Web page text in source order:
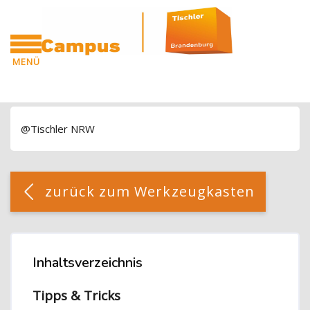
MENÜ
Zum Hauptinhalt
Blöcke
Blöcke
@Tischler NRW
Blöcke
[Cocoon] Custom HTML überspringen
zurück zum Werkzeugkasten
Inhaltsverzeichnis überspringen
Inhaltsverzeichnis
Tipps & Tricks